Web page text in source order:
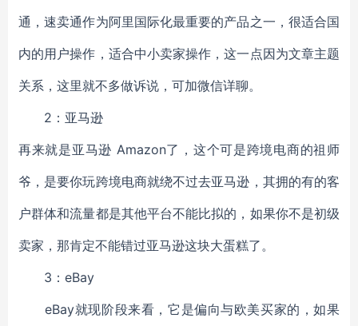
通，速卖通作为阿里国际化最重要的产品之一，很适合国
内的用户操作，适合中小卖家操作，这一点因为文章主题
关系，这里就不多做诉说，可加微信详聊。
2：亚马逊
再来就是亚马逊 Amazon了，这个可是跨境电商的祖师
爷，是要你玩跨境电商就绕不过去亚马逊，其拥的有的客
户群体和流量都是其他平台不能比拟的，如果你不是初级
卖家，那肯定不能错过亚马逊这块大蛋糕了。
3：eBay
eBay就现阶段来看，它是偏向与欧美买家的，如果